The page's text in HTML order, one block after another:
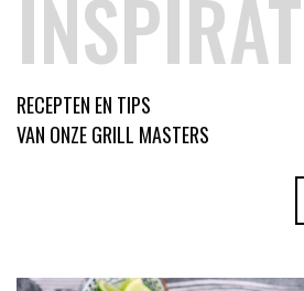
RECEPTEN EN TIPS
VAN ONZE GRILL MASTERS